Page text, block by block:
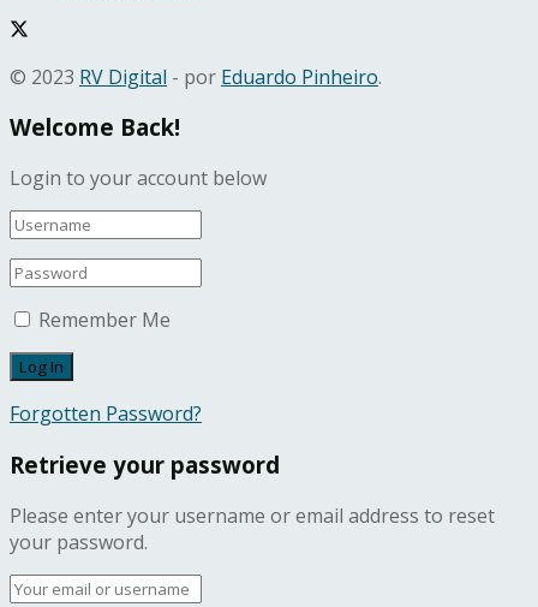
© 2023 RV Digital - por Eduardo Pinheiro.
Welcome Back!
Login to your account below
Remember Me
Forgotten Password?
Retrieve your password
Please enter your username or email address to reset
your password.